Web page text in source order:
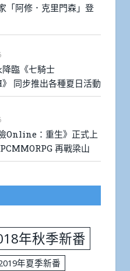
「阿修．克里門森」登
臨《七騎士
同步推出各種夏日活動
Online：重生》正式上
再戰梁山
年秋季新番
年夏季新番